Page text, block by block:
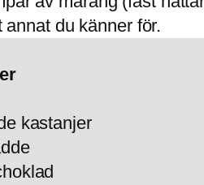
annat du känner för.
kastanjer